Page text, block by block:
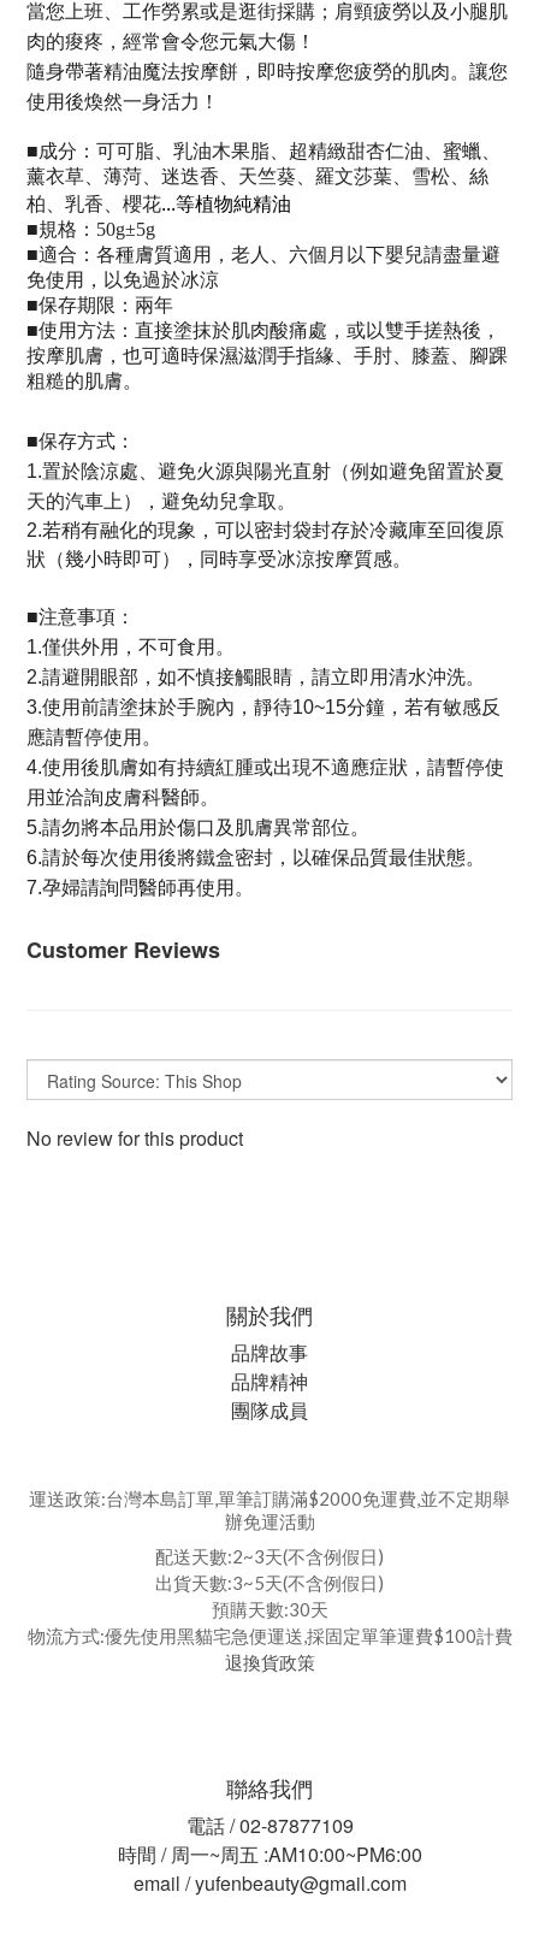
當您上班、工作勞累或是逛街採購；肩頸疲勞以及小腿肌
肉的痠疼，經常會令您元氣大傷！
隨身帶著精油魔法按摩餅，即時按摩您疲勞的肌肉。讓您
使用後煥然一身活力！
■成分： 可可脂、乳油木果脂、超精緻甜杏仁油、蜜蠟、
薰衣草、薄菏、迷迭香、天竺葵、 羅文莎葉、雪松、絲
柏、 乳香 櫻花...等植物純精油
■規格：50g±5g
■適合： 各種膚質適用，老人、六個月以下嬰兒請盡量避
免使用，以免過於冰涼
■保存期限：兩年
■使用方法： 直接塗抹於肌肉酸痛處，或以雙手搓熱後，
按摩肌膚，也可適時保濕滋潤手指緣、手肘、膝蓋、腳踝
粗糙的肌膚。
■保存方式：
1.置於陰涼處、避免火源與陽光直射 （例如避免留置於夏
天的汽車上）
，避免幼兒拿取。
2.若稍有融化的現象，可以密封袋封存於冷藏庫至回復原
狀（幾小時即可），同時享受冰涼按摩質感。
■注意事項 ：
1.僅供外用，不可食用。
2.請避開眼部，如不慎接觸眼睛，請立即用清水沖洗。
3.使用前請塗抹於手腕內，靜待10~15分鐘，若有敏感反
應請暫停使用。
4.使用後肌膚如有持續紅腫或出現不適應症狀，請暫停使
用並洽詢皮膚科醫師。
5.請勿將本品用於傷口及肌膚異常部位。
6.請於每次使用後將鐵盒密封，以確保品質最佳狀態。
7.孕婦請詢問醫師再使用。
Customer Reviews
No review for this product
關於我們
品牌故事
品牌精神
團隊成員
運送政策:台灣本島訂單,單筆訂購滿$2000免運費,並不定期舉
辦免運活動
配送天數:2~3天(不含例假日)
出貨天數:3~5天(不含例假日)
預購天數:30天
物流方式:優先使用黑貓宅急便運送,採固定單筆運費$100計費
退換貨政策
聯絡我們
電話 / 02-87877109
時間 / 周一~周五 :AM10:00~PM6:00
email / yufenbeauty@gmail.com